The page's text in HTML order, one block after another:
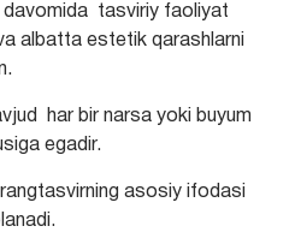
davomida tasviriy faoliyat
albatta estetik qarashlarni
har bir narsa yoki buyum
egadir.
asosiy ifodasi